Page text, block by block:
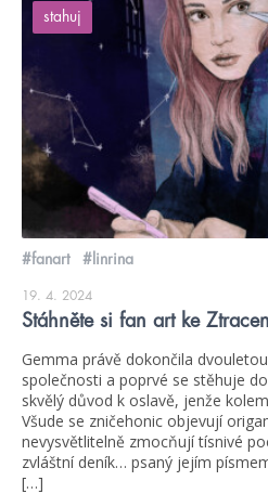
stahuj
#fanart #linrina
19. 4. 2024
Stáhněte si fan art ke
Gemma právě dokončila
společnosti a poprvé se stěhuje
skvělý důvod k oslavě, jenže
Všude se zničehonic objevují
nevysvětlitelně zmocňují tísnivé
zvláštní deník… psaný jejím
[…]